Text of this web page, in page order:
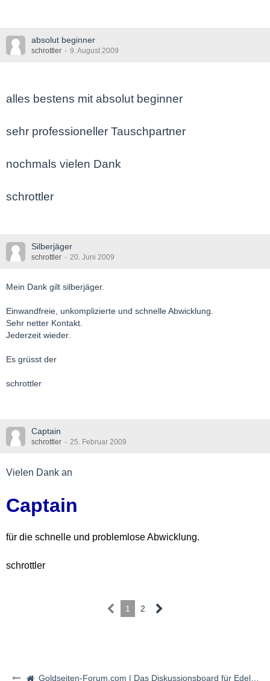
Goldseiten-Forum.com | Das Diskussionsboard für Edelmetalle & Rohstoffe
absolut beginner
schrottler 9. August 2009
alles bestens mit absolut beginner
sehr professioneller Tauschpartner
nochmals vielen Dank
schrottler
Silberjäger
schrottler 20. Juni 2009
Mein Dank gilt silberjäger.
Einwandfreie, unkomplizierte und schnelle Abwicklung.
Sehr netter Kontakt.
Jederzeit wieder.
Es grüsst der
schrottler
Captain
schrottler 25. Februar 2009
Vielen Dank an
Captain
für die schnelle und problemlose Abwicklung.
schrottler
1 2